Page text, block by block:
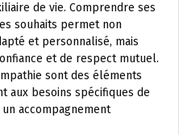
de vie. Comprendre ses
souhaits permet non
et personnalisé, mais
et de respect mutuel.
sont des éléments
aux besoins spécifiques de
accompagnement